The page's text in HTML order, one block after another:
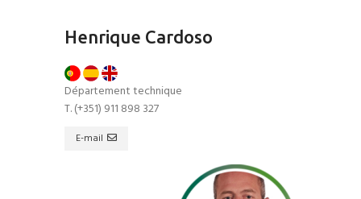
Henrique Cardoso
Département technique
T. (+351) 911 898 327
E-mail